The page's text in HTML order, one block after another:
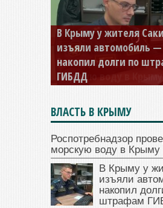
В Крыму у жителя Саки
изъяли автомобиль —
накопил долги по
ГИБДД
ВЛАСТЬ В КРЫМУ
Роспотребнадзор
морскую воду в Крыму
В Крыму у
изъяли
накопил
штрафам